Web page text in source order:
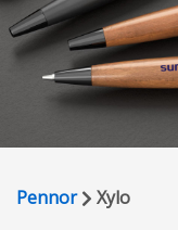
Pennor Xylo